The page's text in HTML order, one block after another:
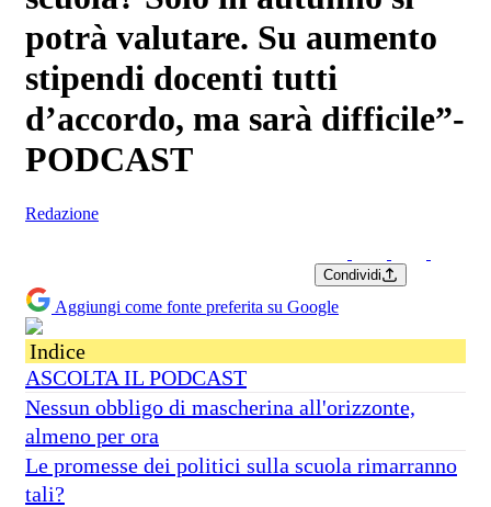
potrà valutare. Su aumento
stipendi docenti tutti
d’accordo, ma sarà difficile”-
PODCAST
Redazione
Condividi
Aggiungi come fonte preferita su Google
Indice
ASCOLTA IL PODCAST
Nessun obbligo di mascherina all'orizzonte,
almeno per ora
Le promesse dei politici sulla scuola rimarranno
tali?